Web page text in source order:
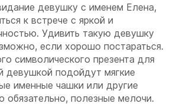
девушку с именем Елена,
к встрече с яркой и
Удивить такую девушку
если хорошо постараться.
символического презента для
девушкой подойдут мягкие
именные чашки или другие
обязательно, полезные мелочи.